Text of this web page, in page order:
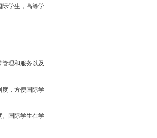
学生，高等学
理和服务以及
，方便国际学
国际学生在学